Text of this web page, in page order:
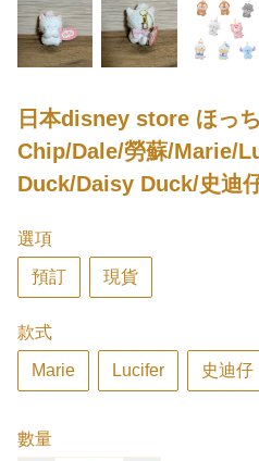
日本disney store ほっ
Chip/Dale/勞蘇/Marie/
Duck/Daisy Duck/史迪
選項
預訂 現貨
款式
Marie Lucifer 史迪仔
數量